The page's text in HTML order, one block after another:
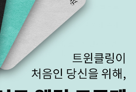
지만, 안쪽 막음 된 부분은 옐로우골드로
있습니다.
하신 분은 반드시 문의해서 확인해 주세
발생할 수 있습니다. 조립식 반지의 경
이 생길 수 있습니다.
다 상이함)